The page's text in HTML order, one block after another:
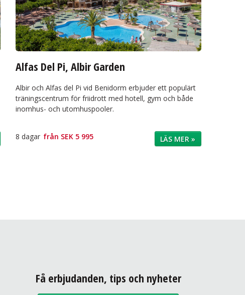
Alfas Del Pi, Albir Garden
Albir och Alfas del Pi vid Benidorm erbjuder ett populärt
träningscentrum för friidrott med hotell, gym och både
inomhus- och utomhuspooler.
8 dagar från SEK 5 995 LÄS MER »
Få erbjudanden, tips och nyheter